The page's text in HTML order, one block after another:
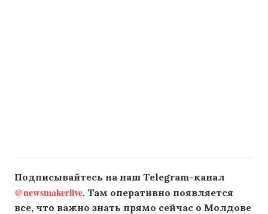
Подписывайтесь на наш Telegram-канал
@newsmakerlive. Там оперативно появляется
все, что важно знать прямо сейчас о Молдове